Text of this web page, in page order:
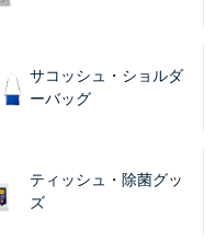
サコッシュ・ショルダ
ーバッグ
ティッシュ・除菌グッ
ズ